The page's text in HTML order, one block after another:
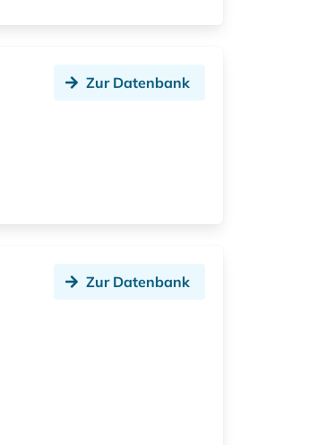
Zur Datenbank
Zur Datenbank